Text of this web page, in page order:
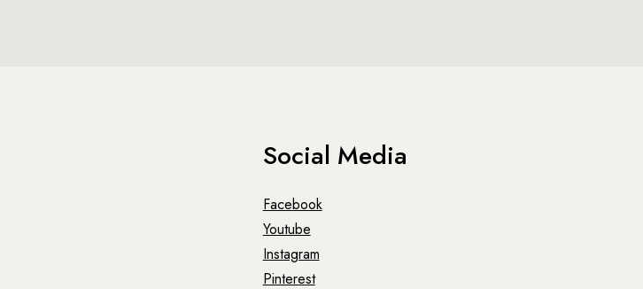
Social Media
Facebook
Youtube
Instagram
Pinterest